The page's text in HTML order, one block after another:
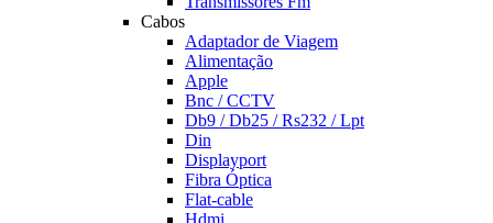
Cabos
Adaptador de Viagem
Alimentação
Apple
Bnc / CCTV
Db9 / Db25 / Rs232 / Lpt
Din
Displayport
Fibra Óptica
Flat-cable
Hdmi